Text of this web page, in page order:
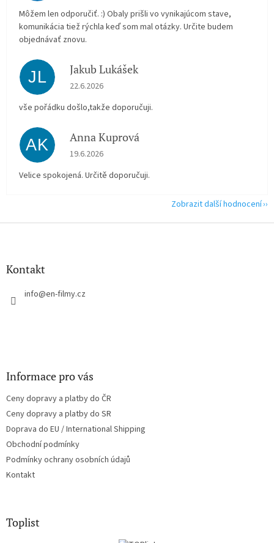
Môžem len odporučiť. :) Obaly prišli vo vynikajúcom stave,
komunikácia tiež rýchla keď som mal otázky. Určite budem
objednávať znovu.
JL Jakub Lukášek
Hodnocení obchodu je 5 z 5 hvězdiček.
22.6.2026
vše pořádku došlo,takže doporučuji.
AK Anna Kuprová
Hodnocení obchodu je 5 z 5 hvězdiček.
19.6.2026
Velice spokojená. Určitě doporučuji.
Zobrazit další hodnocení
Z
Kontakt
info@en-filmy.cz
Informace pro vás
Ceny dopravy a platby do ČR
Ceny dopravy a platby do SR
Doprava do EU / International Shipping
Obchodní podmínky
Podmínky ochrany osobních údajů
Kontakt
Toplist